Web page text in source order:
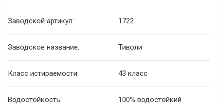
Заводской артикул: 1722
Заводское название: Тиволи
Класс истираемости: 43 класс
Водостойкость:
100% водостойкий